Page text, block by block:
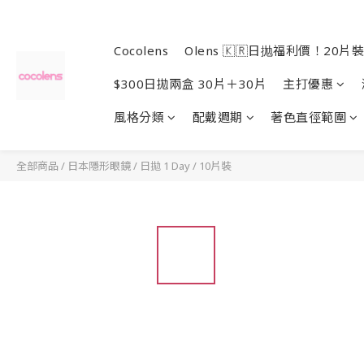
Cocolens Olens 🇰🇷日抛福利價！20片
$300日拋兩盒 30片＋30片 主打優惠
風格分類 配戴週期 著色直徑範圍
全部商品 / 日本隱形眼鏡/ 日拋 1 Day/ 10片裝